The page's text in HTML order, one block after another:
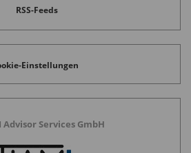
RSS-Feeds
Einstellungen
Services GmbH